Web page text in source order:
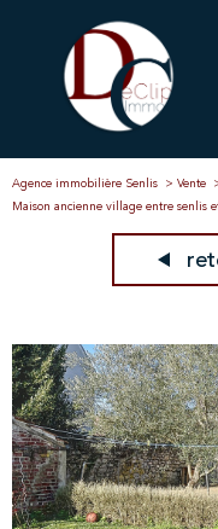
Agence immobilière Senlis Vente
Maison ancienne village entre senlis